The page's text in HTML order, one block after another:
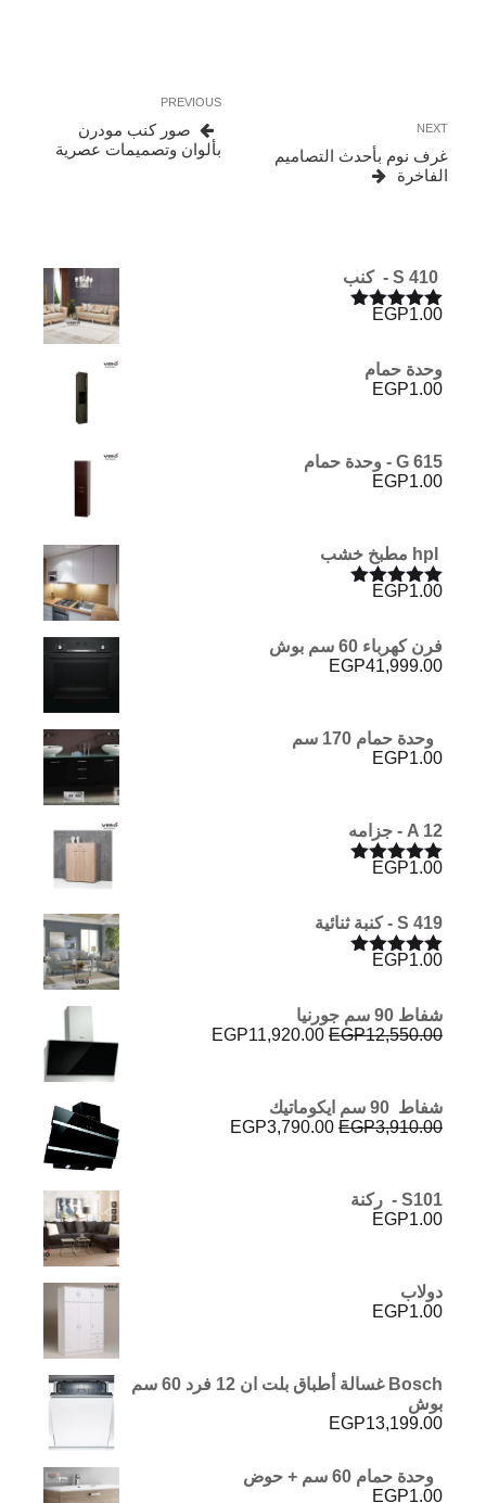
المقالات
Previous
Post
PREVIOUS
صور كنب مودرن
بألوان وتصميمات عصرية
Next
Post
NEXT
غرف نوم بأحدث التصاميم
الفاخرة
تم التقييم
EGP1.00
وحدة حمام
EGP1.00
G 615 - وحدة حمام
EGP1.00
تم التقييم
EGP1.00
فرن كهرباء 60 سم بوش
EGP41,999.00
وحدة حمام 170 سم
EGP1.00
A 12 - جزامه
تم التقييم
EGP1.00
S 419 - كنبة ثنائية
تم التقييم
EGP1.00
شفاط 90 سم جورنيا
EGP12,550.00
السعر
EGP11,920.00
شفاط 90 سم ايكوماتيك
EGP3,910.00
السعر
EGP3,790.00
S101 - ركنة
EGP1.00
دولاب
EGP1.00
Bosch غسالة أطباق بلت ان 12 فرد 60 سم
بوش
EGP13,199.00
وحدة حمام 60 سم + حوض
EGP1.00